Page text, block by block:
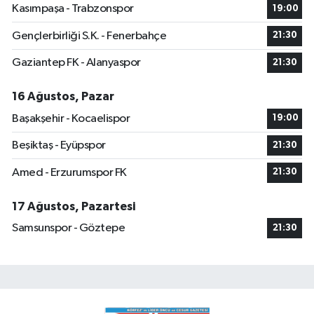
Kasımpaşa - Trabzonspor 19:00
Gençlerbirliği S.K. - Fenerbahçe 21:30
Gaziantep FK - Alanyaspor 21:30
16 Ağustos, Pazar
Başakşehir - Kocaelispor
19:00
Beşiktaş - Eyüpspor 21:30
Amed - Erzurumspor FK 21:30
17 Ağustos, Pazartesi
Samsunspor - Göztepe
21:30